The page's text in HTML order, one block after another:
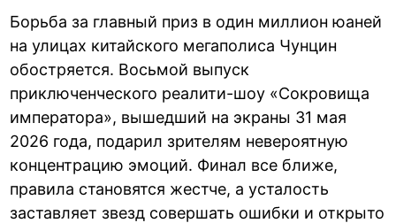
Борьба за главный приз в один миллион юаней
на улицах китайского мегаполиса Чунцин
обостряется. Восьмой выпуск
приключенческого реалити-шоу «Сокровища
императора», вышедший на экраны 31 мая
2026 года, подарил зрителям невероятную
концентрацию эмоций. Финал все ближе,
правила становятся жестче, а усталость
заставляет звезд совершать ошибки и открыто